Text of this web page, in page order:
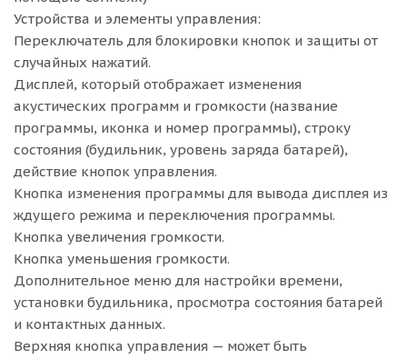
Устройства и элементы управления:
Переключатель для блокировки кнопок и защиты от
случайных нажатий.
Дисплей, который отображает изменения
акустических программ и громкости (название
программы, иконка и номер программы), строку
состояния (будильник, уровень заряда батарей),
действие кнопок управления.
Кнопка изменения программы для вывода дисплея из
ждущего режима и переключения программы.
Кнопка увеличения громкости.
Кнопка уменьшения громкости.
Дополнительное меню для настройки времени,
установки будильника, просмотра состояния батарей
и контактных данных.
Верхняя кнопка управления — может быть